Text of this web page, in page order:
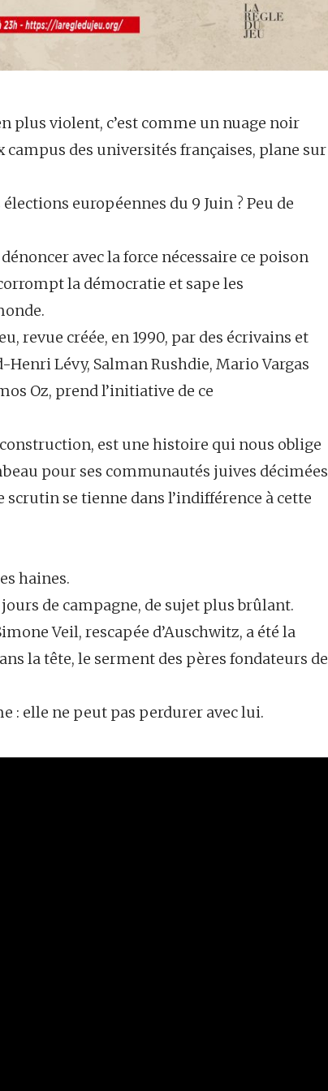
plus violent, c’est comme un nuage noir
campus des universités françaises, plane sur
européennes du 9 Juin ? Peu de
avec la force nécessaire ce poison
la démocratie et sape les
revue créée, en 1990, par des écrivains et
Lévy, Salman Rushdie, Mario Vargas
Oz, prend l’initiative de ce
est une histoire qui nous oblige
pour ses communautés juives décimées
se tienne dans l’indifférence à cette
haines.
de campagne, de sujet plus brûlant.
Veil, rescapée d’Auschwitz, a été la
la tête, le serment des pères fondateurs de
: elle ne peut pas perdurer avec lui.